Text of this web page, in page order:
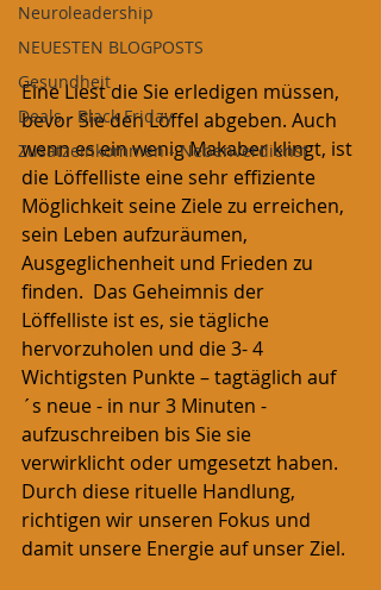
Neuroleadership
NEUESTEN BLOGPOSTS
Gesundheit
Deals - Black Friday
Zusatzeinkommen - Nebenverdienst
Eine Liest die Sie erledigen müssen,
bevor Sie den Löffel abgeben. Auch
wenn es ein wenig Makaber klingt, ist
die Löffelliste eine sehr effiziente
Möglichkeit seine Ziele zu erreichen,
sein Leben aufzuräumen,
Ausgeglichenheit und Frieden zu
finden.  Das Geheimnis der
Löffelliste ist es, sie tägliche
hervorzuholen und die 3- 4
Wichtigsten Punkte – tagtäglich auf
´s neue - in nur 3 Minuten -
aufzuschreiben bis Sie sie
verwirklicht oder umgesetzt haben.
Durch diese rituelle Handlung,
richtigen wir unseren Fokus und
damit unsere Energie auf unser Ziel.